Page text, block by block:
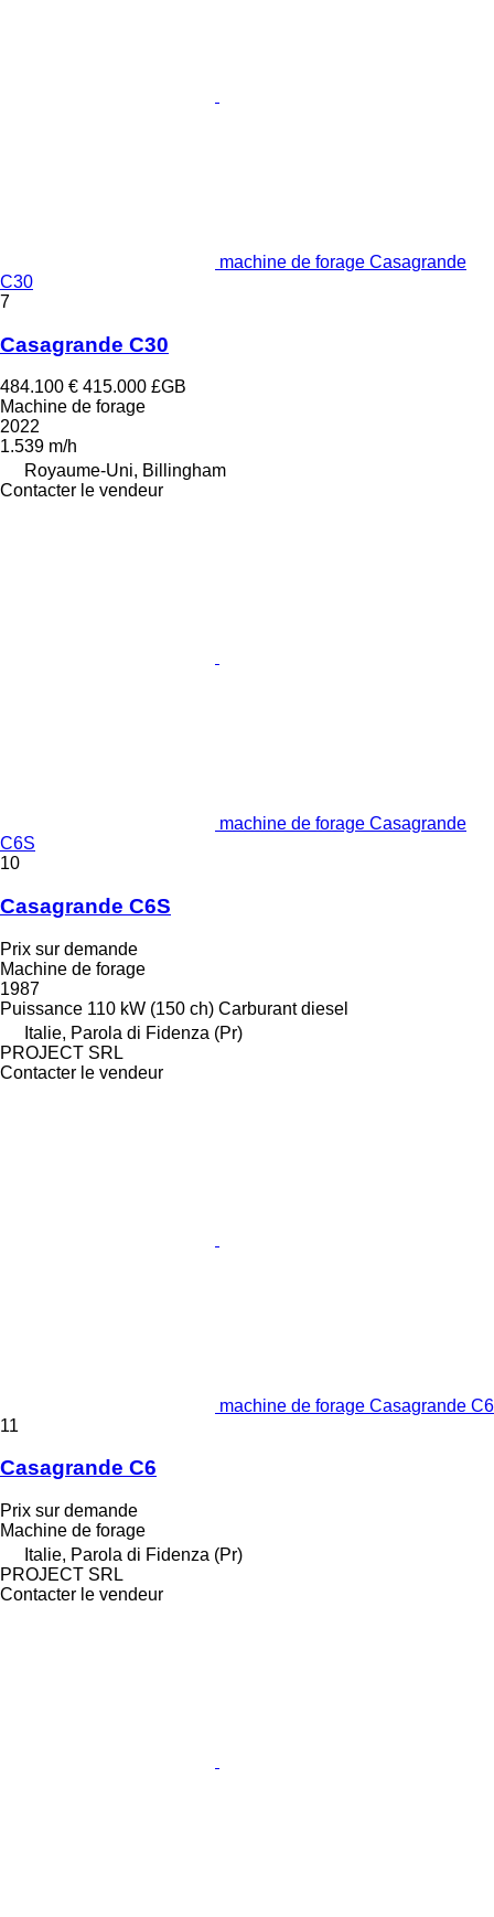
machine de forage Casagrande
C30
7
Casagrande C30
484.100 € 415.000 £GB
Machine de forage
2022
1.539 m/h
Royaume-Uni, Billingham
Contacter le vendeur
machine de forage Casagrande
C6S
10
Casagrande C6S
Prix sur demande
Machine de forage
1987
Puissance 110 kW (150 ch) Carburant diesel
Italie, Parola di Fidenza (Pr)
PROJECT SRL
Contacter le vendeur
machine de forage Casagrande C6
11
Casagrande C6
Prix sur demande
Machine de forage
Italie, Parola di Fidenza (Pr)
PROJECT SRL
Contacter le vendeur